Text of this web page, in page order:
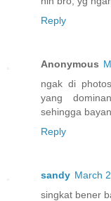
Reply
Anonymous
ngak di
yang
sehingga
Reply
sandy March
singkat bener